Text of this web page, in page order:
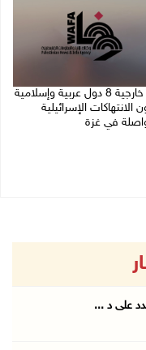
وزراء خارجية 8 دول عربية وإسلامية
الانتهاكات الإسرائيلية
في غزة
على د ...